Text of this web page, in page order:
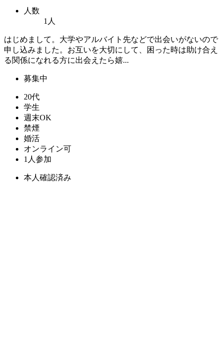
人数
1人
はじめまして。大学やアルバイト先などで出会いがないので
申し込みました。お互いを大切にして、困った時は助け合え
る関係になれる方に出会えたら嬉...
募集中
20代
学生
週末OK
禁煙
婚活
オンライン可
1人参加
本人確認済み